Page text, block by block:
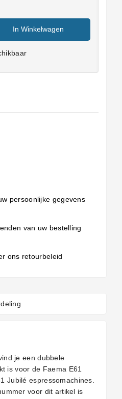
In Winkelwagen
persoonlijke gegevens
van uw bestelling
ons retourbeleid
je een dubbele
is voor de Faema E61
Jubilé espressomachines.
voor dit artikel is